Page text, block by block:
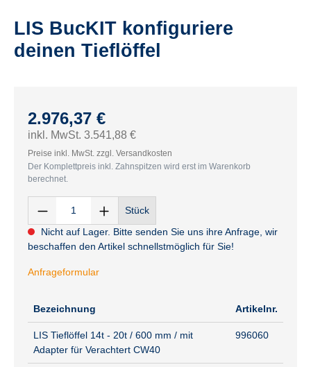
LIS BucKIT konfiguriere
deinen Tieflöffel
2.976,37 €
inkl. MwSt. 3.541,88 €
Preise inkl. MwSt. zzgl. Versandkosten
Der Komplettpreis inkl. Zahnspitzen wird erst im Warenkorb
berechnet.
Stück
Nicht auf Lager. Bitte senden Sie uns ihre Anfrage, wir
beschaffen den Artikel schnellstmöglich für Sie!
Anfrageformular
Bezeichnung Artikelnr.
LIS Tieflöffel 14t - 20t / 600 mm / mit
Adapter für Verachtert CW40
996060